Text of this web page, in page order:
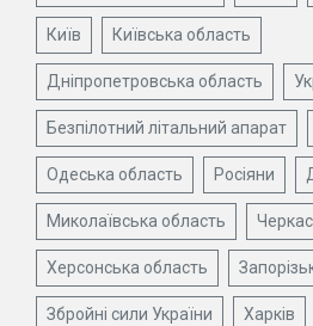
Київ Київська область
Дніпропетровська область
Безпілотний літальний апарат
Одеська область Росіяни
Миколаївська область
Херсонська область
Збройні сили України Харків